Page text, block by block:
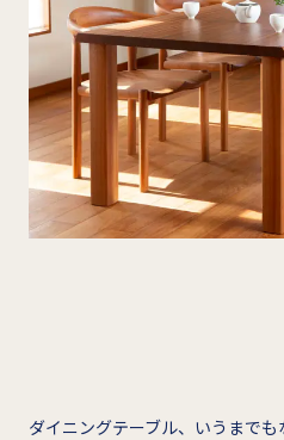
ダイニングテーブル、いうまで